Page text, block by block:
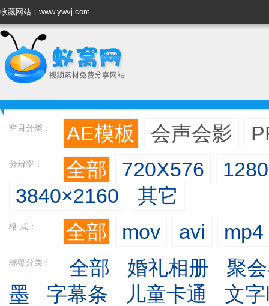
收藏网站：www.ywvj.com
栏目分类： AE模板 会声会影
分辨率： 全部 720X576
3840×2160
其它
格 式： 全部 mov avi mp4
标签分类： 全部 婚礼相册
聚
墨
字幕条 儿童卡通
文